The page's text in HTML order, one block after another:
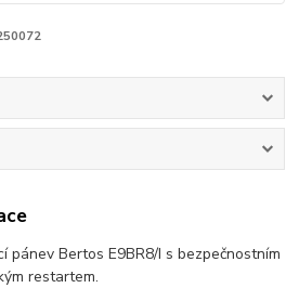
pánev Bertos E9BR8/I s bezpečnostním
restartem.